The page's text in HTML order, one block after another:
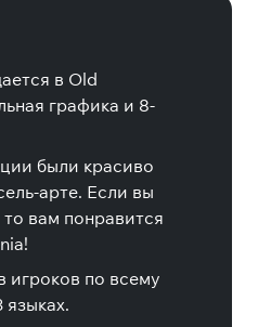
в Old
графика и 8-
были красиво
арте. Если вы
вам понравится
игроков по всему
языках.